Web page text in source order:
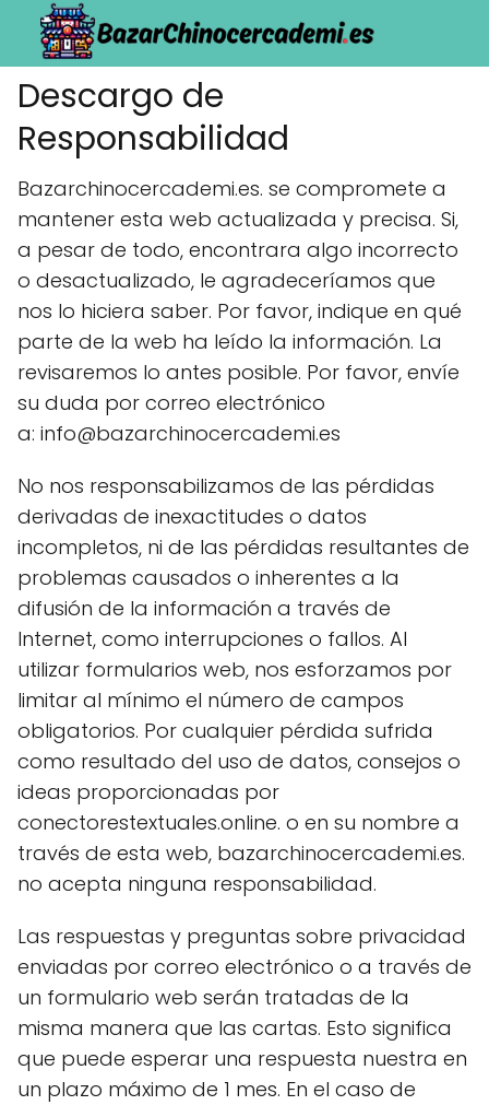
Descargo de
Responsabilidad
Bazarchinocercademi.es. se compromete a
mantener esta web actualizada y precisa. Si,
a pesar de todo, encontrara algo incorrecto
o desactualizado, le agradeceríamos que
nos lo hiciera saber. Por favor, indique en qué
parte de la web ha leído la información. La
revisaremos lo antes posible. Por favor, envíe
su duda por correo electrónico
a: info@bazarchinocercademi.es
No nos responsabilizamos de las pérdidas
derivadas de inexactitudes o datos
incompletos, ni de las pérdidas resultantes de
problemas causados o inherentes a la
difusión de la información a través de
Internet, como interrupciones o fallos. Al
utilizar formularios web, nos esforzamos por
limitar al mínimo el número de campos
obligatorios. Por cualquier pérdida sufrida
como resultado del uso de datos, consejos o
ideas proporcionadas por
conectorestextuales.online. o en su nombre a
través de esta web, bazarchinocercademi.es.
no acepta ninguna responsabilidad.
Las respuestas y preguntas sobre privacidad
enviadas por correo electrónico o a través de
un formulario web serán tratadas de la
misma manera que las cartas. Esto significa
que puede esperar una respuesta nuestra en
un plazo máximo de 1 mes. En el caso de